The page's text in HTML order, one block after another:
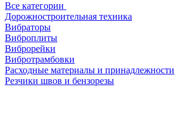
Все категории
Дорожностроительная техника
Вибраторы
Виброплиты
Виброрейки
Вибротрамбовки
Расходные материалы и принадлежности
Резчики швов и бензорезы